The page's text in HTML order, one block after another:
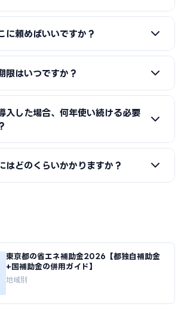
費按分の計画は事前に専門家へ確認するこ
。
LED照明・高効率空調・太陽光発電・蓄
登録されています。認定リストは随時更新
ラインナップは省エネ補助金の公式サイ
に頼めばいいですか？
はSII認定設備メーカーが申請をサポー
た社労士・行政書士・中小企業診断士を
ます。補助金申請の採択実績が豊富な専
す。
限はいつですか？
指定設備導入事業）は随時公募・複数回
います。一般型やものづくり補助金は年数
、早めの申請がおすすめです。最新の公募
助金の公式サイトでご確認ください。
入した場合、何年使い続ける必要
は、補助事業完了から3〜5年間は導入し
いて決定されます。
はどのくらいかかりますか？
般型は約2〜3か月が目安です。ものづく
月、小規模事業者持続化補助金は約2か
の補助金は制度によって異なりますが、
知が多いです。審査期間中は事業への着
ようご注意ください。
東京都の省エネ補助金2026【都独自補助金
+国補助金の併用ガイド】
地域別